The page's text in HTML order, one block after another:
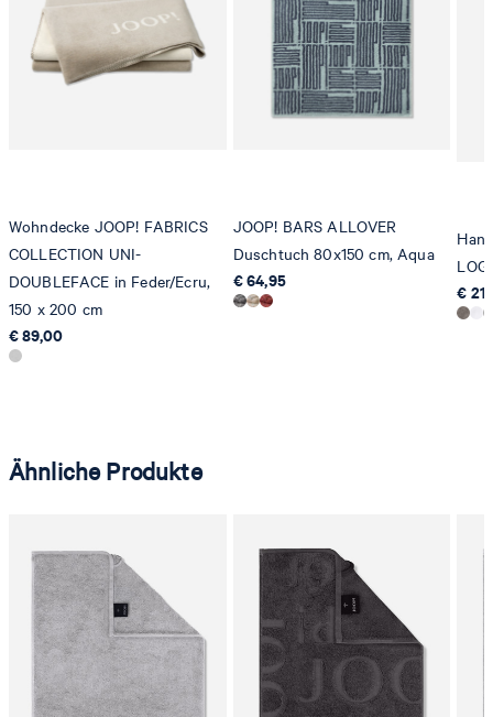
Wohndecke JOOP! FABRICS
COLLECTION UNI-
DOUBLEFACE in Feder/Ecru,
150 x 200 cm
€ 89,00
JOOP! BARS ALLOVER
Duschtuch 80x150 cm, Aqua
€ 64,95
€
Ähnliche Produkte